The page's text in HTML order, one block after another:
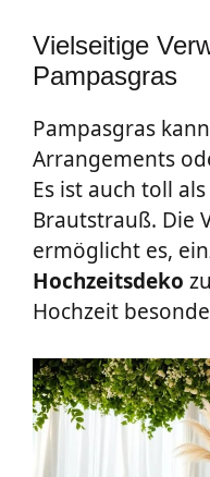
Vielseitige
Pampasgras
Pampasgras
Arrangements
Es ist auch toll
Brautstrauß. Die
ermöglicht es,
Hochzeitsdeko
Hochzeit